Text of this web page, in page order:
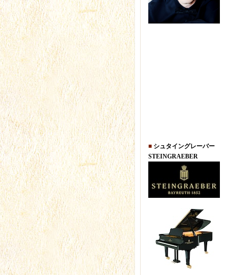
■ シュタイングレーバー
STEINGRAEBER